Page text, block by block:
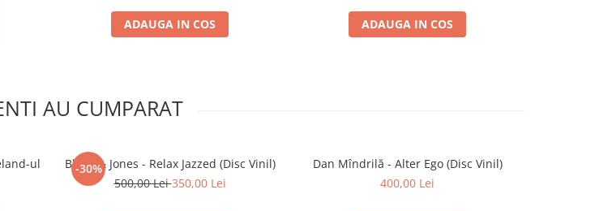
ADAUGA IN COS ADAUGA IN COS
AU CUMPARAT
ul
-30%
Blank & Jones - Relax Jazzed (Disc Vinil)
500,00 Lei350,00 Lei
Dan Mîndrilă - Alter Ego (Disc Vinil)
400,00 Lei